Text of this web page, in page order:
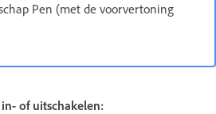
Pen (met de voorvertoning
of uitschakelen: